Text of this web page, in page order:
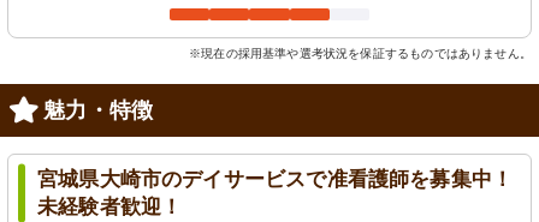
※現在の採用基準や選考状況を保証するものではありません。
魅力・特徴
宮城県大崎市のデイサービスで准看護師を募集中！
未経験者歓迎！